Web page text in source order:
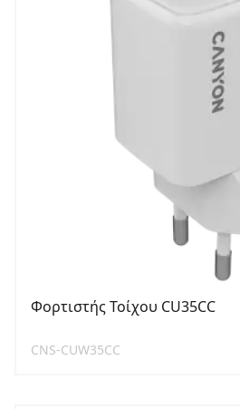
Φορτιστής Τοίχου CU35CC
CNS-CUW35CC